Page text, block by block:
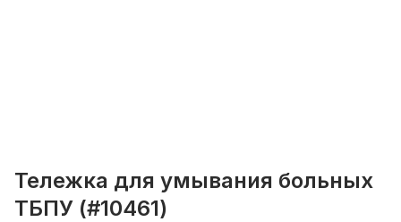
Тележка для умывания больных
ТБПУ (#10461)